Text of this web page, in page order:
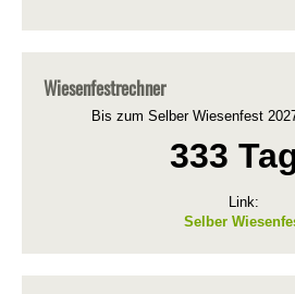
Wiesenfestrechner
Bis zum Selber Wiesenfest
333
Link:
Selber